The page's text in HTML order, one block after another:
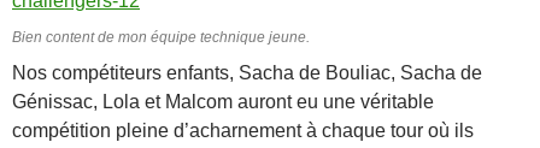
Bien content de mon équipe technique jeune.
Nos compétiteurs enfants, Sacha de Bouliac, Sacha de
Génissac, Lola et Malcom auront eu une véritable
compétition pleine d’acharnement à chaque tour où ils